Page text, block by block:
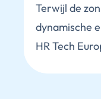
Terwijl de
dynamische
HR Tech